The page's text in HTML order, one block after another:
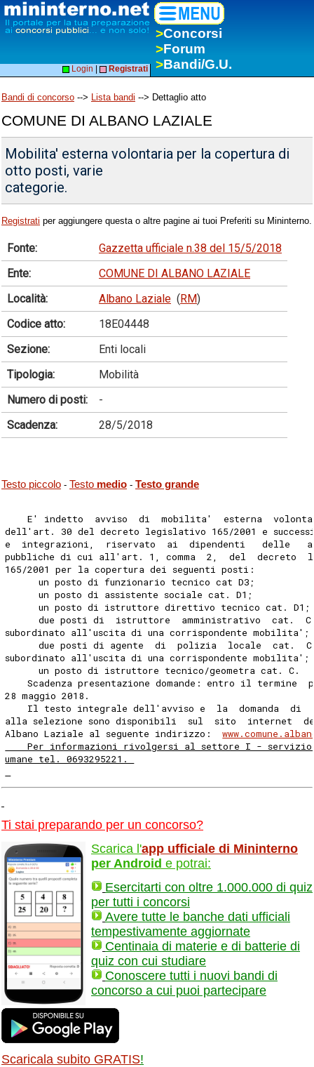
>Concorsi
>Forum
>Bandi/G.U.
Login Registrati
Bandi di concorso --> Lista bandi --> Dettaglio atto
COMUNE DI ALBANO LAZIALE
Mobilita' esterna volontaria per la copertura di
otto posti, varie
categorie.
Registrati per aggiungere questa o altre pagine ai tuoi Preferiti su Mininterno.
Fonte:
Gazzetta ufficiale n.38 del 15/5/2018
Ente:
COMUNE DI ALBANO LAZIALE
Località:
Albano Laziale (RM)
Codice atto:
18E04448
Sezione:
Enti locali
Tipologia:
Mobilità
Numero di posti:
-
Scadenza:
28/5/2018
Testo piccolo - Testo medio - Testo grande
E' indetto  avviso  di  mobilita'  esterna
dell'art. 30 del decreto legislativo 165/2001 e
e  integrazioni,  riservato  ai  dipendenti   delle
pubbliche di cui all'art. 1, comma  2,  del  decreto
165/2001 per la copertura dei seguenti posti:
      un posto di funzionario tecnico cat D3;
      un posto di assistente sociale cat. D1;
un posto di istruttore direttivo tecnico cat.
due posti di  istruttore  amministrativo  cat.
subordinato all'uscita di una corrispondente
due posti di agente  di  polizia  locale  cat.
subordinato all'uscita di una corrispondente
      un posto di istruttore tecnico/geometra cat. C.
Scadenza presentazione domande: entro il termine
28 maggio 2018.
Il testo integrale dell'avviso e  la  domanda  di
alla selezione sono disponibili  sul  sito  internet
Albano Laziale al seguente indirizzo:
Per informazioni rivolgersi al settore I -
umane tel. 0693295221.
Ti stai preparando per un concorso?
Scarica l'app ufficiale di Mininterno
per Android e potrai:
Esercitarti con oltre 1.000.000 di quiz
per tutti i concorsi
Avere tutte le banche dati ufficiali
tempestivamente aggiornate
Centinaia di materie e di batterie di
quiz con cui studiare
Conoscere tutti i nuovi bandi di
concorso a cui puoi partecipare
Scaricala subito GRATIS!